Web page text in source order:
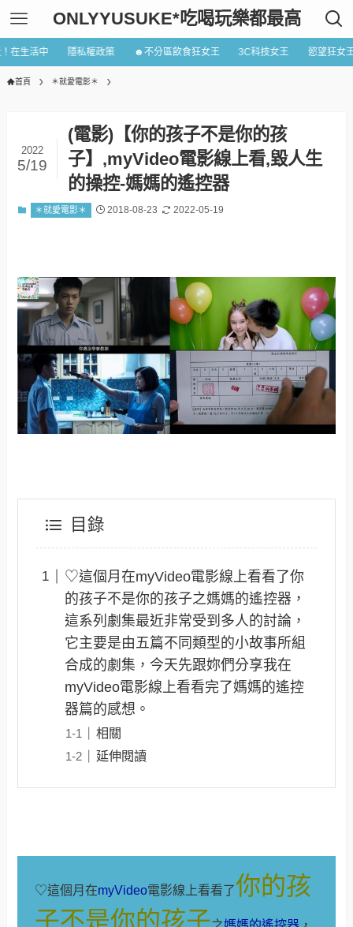
ONLYYUSUKE*吃喝玩樂都最高
在生活中 隱私權政策 ☻不分區飲食狂女王 3C科技女王 慾望狂女
首頁 ＊就愛電影＊
(電影)【你的孩子不是你的孩
子】,myVideo電影線上看,毀人生
的操控-媽媽的遙控器
2022
5/19
＊就愛電影＊ 2018-08-23 2022-05-19
目錄
♡這個月在myVideo電影線上看看了你
的孩子不是你的孩子之媽媽的遙控器，
這系列劇集最近非常受到多人的討論，
它主要是由五篇不同類型的小故事所組
合成的劇集，今天先跟妳們分享我在
myVideo電影線上看看完了媽媽的遙控
器篇的感想。
相關
延伸閱讀
♡這個月在myVideo電影線上看看了你的孩
子不是你的孩子